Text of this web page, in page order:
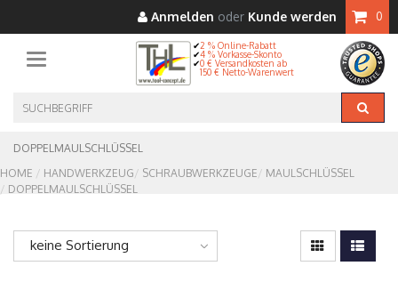
Anmelden oder Kunde werden 0
Toggle navigation
2 % Online-Rabatt
4 % Vorkasse-Skonto
0 € Versandkosten ab
150 € Netto-Warenwert
DOPPELMAULSCHLÜSSEL
HOME
HANDWERKZEUG SCHRAUBWERKZEUGE
MAULSCHLÜSSEL
DOPPELMAULSCHLÜSSEL
keine Sortierung